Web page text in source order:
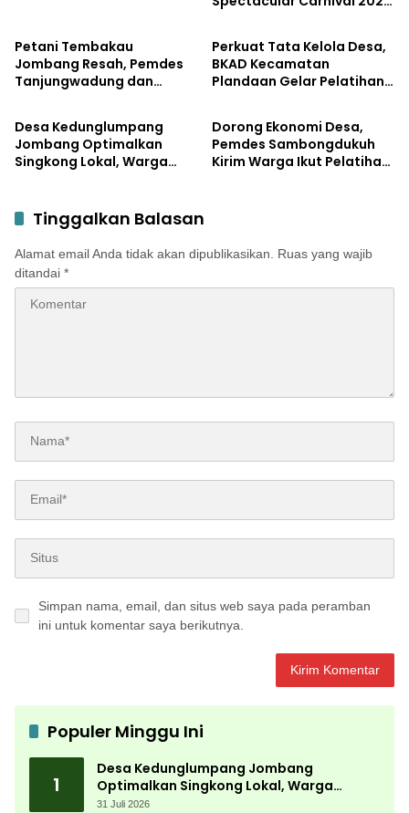
Petani Tembakau
Jombang Resah, Pemdes
Tanjungwadung dan
Pemerintahan
Perkuat Tata Kelola Desa,
BKAD Kecamatan
Plandaan Gelar Pelatihan
Pemerintahan
Desa Kedunglumpang
Jombang Optimalkan
Singkong Lokal, Warga
Pemerintahan
Dorong Ekonomi Desa,
Pemdes Sambongdukuh
Kirim Warga Ikut Pelatihan
Tinggalkan Balasan
Alamat email Anda tidak akan dipublikasikan.
Ruas yang wajib
ditandai *
Simpan nama, email, dan situs web saya pada peramban
ini untuk komentar saya berikutnya.
Populer Minggu Ini
1
Desa Kedunglumpang Jombang
Optimalkan Singkong Lokal, Warga
Diajari Produksi Tepung Mocaf
31 Juli 2026